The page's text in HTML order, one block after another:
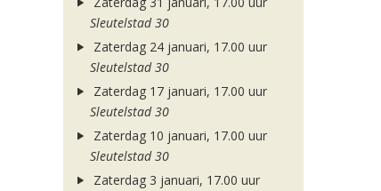
Sleutelstad 30
Zaterdag 24 januari, 17.00 uur
Sleutelstad 30
Zaterdag 17 januari, 17.00 uur
Sleutelstad 30
Zaterdag 10 januari, 17.00 uur
Sleutelstad 30
Zaterdag 3 januari, 17.00 uur